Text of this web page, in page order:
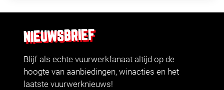
NIEUWSBRIEF
Blijf als echte vuurwerkfanaat altijd op de
hoogte van aanbiedingen, winacties en het
laatste vuurwerknieuws!